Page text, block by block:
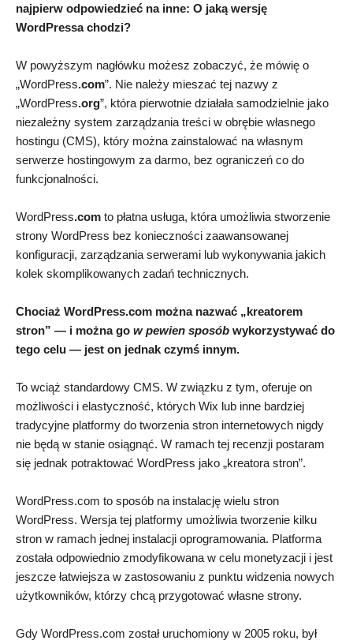
najpierw odpowiedzieć na inne: O jaką wersję
WordPressa chodzi?
W powyższym nagłówku możesz zobaczyć, że mówię o
„WordPress.com”. Nie należy mieszać tej nazwy z
„WordPress.org”, która pierwotnie działała samodzielnie jako
niezależny system zarządzania treści w obrębie własnego
hostingu (CMS), który można zainstalować na własnym
serwerze hostingowym za darmo, bez ograniczeń co do
funkcjonalności.
WordPress.com to płatna usługa, która umożliwia stworzenie
strony WordPress bez konieczności zaawansowanej
konfiguracji, zarządzania serwerami lub wykonywania jakich
kolek skomplikowanych zadań technicznych.
Chociaż WordPress.com można nazwać „kreatorem
stron” — i można go w pewien sposób wykorzystywać do
tego celu — jest on jednak czymś innym.
To wciąż standardowy CMS. W związku z tym, oferuje on
możliwości i elastyczność, których Wix lub inne bardziej
tradycyjne platformy do tworzenia stron internetowych nigdy
nie będą w stanie osiągnąć. W ramach tej recenzji postaram
się jednak potraktować WordPress jako „kreatora stron”.
WordPress.com to sposób na instalację wielu stron
WordPress. Wersja tej platformy umożliwia tworzenie kilku
stron w ramach jednej instalacji oprogramowania. Platforma
została odpowiednio zmodyfikowana w celu monetyzacji i jest
jeszcze łatwiejsza w zastosowaniu z punktu widzenia nowych
użytkowników, którzy chcą przygotować własne strony.
Gdy WordPress.com został uruchomiony w 2005 roku, był